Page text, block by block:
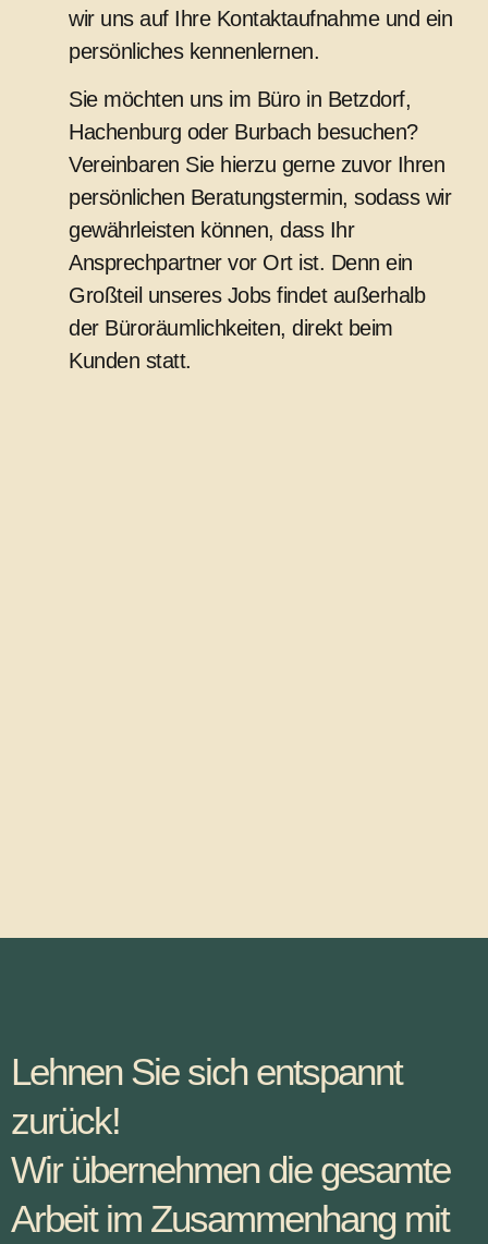
wir uns auf Ihre Kontaktaufnahme und ein
persönliches kennenlernen.
Sie möchten uns im Büro in Betzdorf,
Hachenburg oder Burbach besuchen?
Vereinbaren Sie hierzu gerne zuvor Ihren
persönlichen Beratungstermin, sodass wir
gewährleisten können, dass Ihr
Ansprechpartner vor Ort ist. Denn ein
Großteil unseres Jobs findet außerhalb
der Büroräumlichkeiten, direkt beim
Kunden statt.
Lehnen Sie sich entspannt
zurück!
Wir übernehmen die gesamte
Arbeit im Zusammenhang mit